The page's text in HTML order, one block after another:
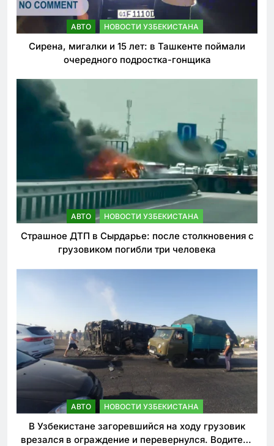
АВТО НОВОСТИ УЗБЕКИСТАНА
Сирена, мигалки и 15 лет: в Ташкенте поймали
очередного подростка-гонщика
АВТО НОВОСТИ УЗБЕКИСТАНА
Страшное ДТП в Сырдарье: после столкновения с
грузовиком погибли три человека
АВТО НОВОСТИ УЗБЕКИСТАНА
В Узбекистане загоревшийся на ходу грузовик
врезался в ограждение и перевернулся. Водитель